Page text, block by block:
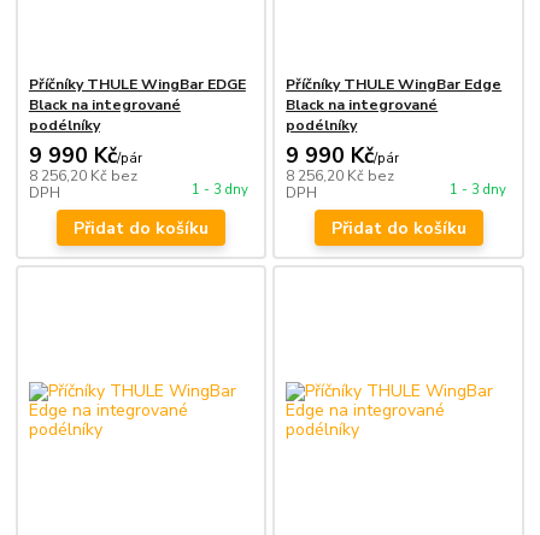
Příčníky THULE WingBar EDGE
Black na integrované
podélníky
9 990 Kč/pár
8 256,20 Kč bez
DPH
1 - 3 dny
Přidat do košíku
Příčníky THULE WingBar Edge
Black na integrované
podélníky
9 990 Kč/pár
8 256,20 Kč bez
DPH
1 - 3 dny
Přidat do košíku